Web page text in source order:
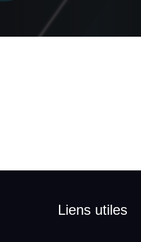
Liens utiles